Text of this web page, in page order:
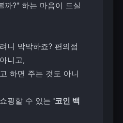
까?" 하는 마음이 드실
니 막막하죠? 편의점
니고,
하면 주는 것도 아니
핑할 수 있는 '코인 백